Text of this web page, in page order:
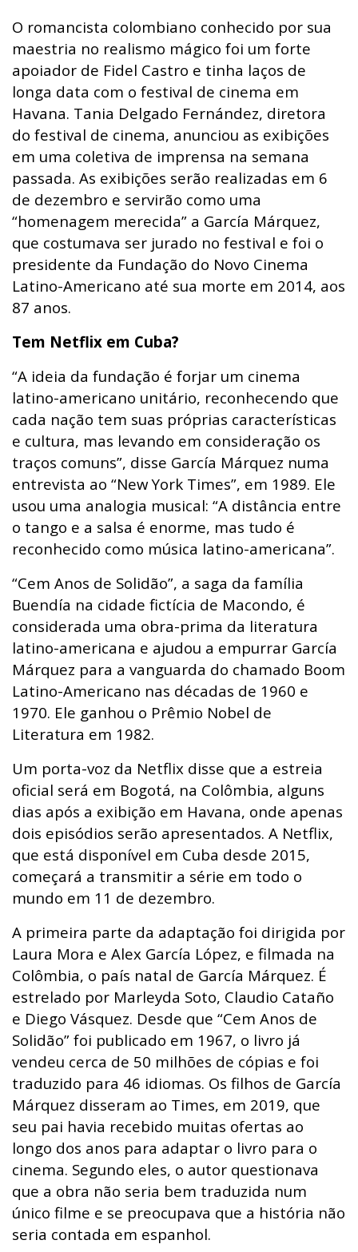
O romancista colombiano conhecido por sua
maestria no realismo mágico foi um forte
apoiador de Fidel Castro e tinha laços de
longa data com o festival de cinema em
Havana. Tania Delgado Fernández, diretora
do festival de cinema, anunciou as exibições
em uma coletiva de imprensa na semana
passada. As exibições serão realizadas em 6
de dezembro e servirão como uma
“homenagem merecida” a García Márquez,
que costumava ser jurado no festival e foi o
presidente da Fundação do Novo Cinema
Latino-Americano até sua morte em 2014, aos
87 anos.
Tem Netflix em Cuba?
“A ideia da fundação é forjar um cinema
latino-americano unitário, reconhecendo que
cada nação tem suas próprias características
e cultura, mas levando em consideração os
traços comuns”, disse García Márquez numa
entrevista ao “New York Times”, em 1989. Ele
usou uma analogia musical: “A distância entre
o tango e a salsa é enorme, mas tudo é
reconhecido como música latino-americana”.
“Cem Anos de Solidão”, a saga da família
Buendía na cidade fictícia de Macondo, é
considerada uma obra-prima da literatura
latino-americana e ajudou a empurrar García
Márquez para a vanguarda do chamado Boom
Latino-Americano nas décadas de 1960 e
1970. Ele ganhou o Prêmio Nobel de
Literatura em 1982.
Um porta-voz da Netflix disse que a estreia
oficial será em Bogotá, na Colômbia, alguns
dias após a exibição em Havana, onde apenas
dois episódios serão apresentados. A Netflix,
que está disponível em Cuba desde 2015,
começará a transmitir a série em todo o
mundo em 11 de dezembro.
A primeira parte da adaptação foi dirigida por
Laura Mora e Alex García López, e filmada na
Colômbia, o país natal de García Márquez. É
estrelado por Marleyda Soto, Claudio Cataño
e Diego Vásquez. Desde que “Cem Anos de
Solidão” foi publicado em 1967, o livro já
vendeu cerca de 50 milhões de cópias e foi
traduzido para 46 idiomas. Os filhos de García
Márquez disseram ao Times, em 2019, que
seu pai havia recebido muitas ofertas ao
longo dos anos para adaptar o livro para o
cinema. Segundo eles, o autor questionava
que a obra não seria bem traduzida num
único filme e se preocupava que a história não
seria contada em espanhol.